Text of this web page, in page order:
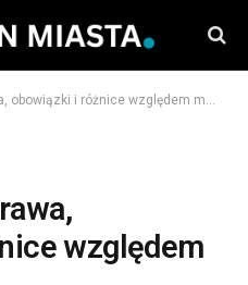
i różnice względem małżeństwa
względem